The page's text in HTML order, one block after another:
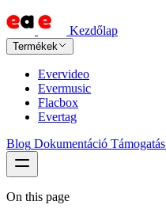
Kezdőlap
Termékek
Evervideo
Evermusic
Flacbox
Evertag
Blog Dokumentáció Támogatás
On this page